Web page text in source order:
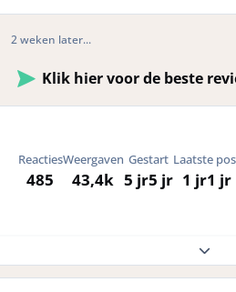
2 weken later...
Klik hier voor de beste
Reacties
485
Weergaven
43,4k
Gestart
5 jr5 jr
Laatste
1 jr1 jr